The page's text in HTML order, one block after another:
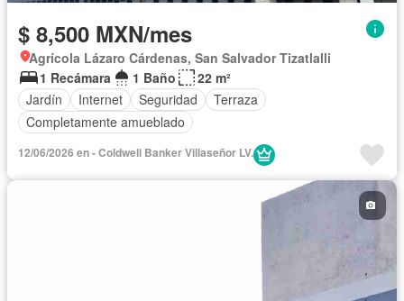
$ 8,500 MXN/mes
Agrícola Lázaro Cárdenas, San Salvador Tizatlalli
1 Recámara
1 Baño
22 m²
Jardín
Internet Seguridad
Terraza
Completamente amueblado
12/06/2026 en - Coldwell Banker Villaseñor LV.